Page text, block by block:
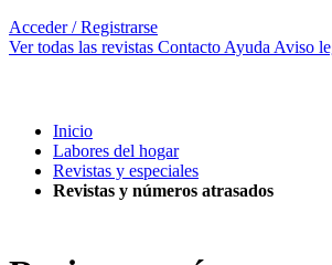
Acceder / Registrarse
Ver todas las revistas Contacto Ayuda Aviso
Inicio
Labores del hogar
Revistas y especiales
Revistas y números atrasados